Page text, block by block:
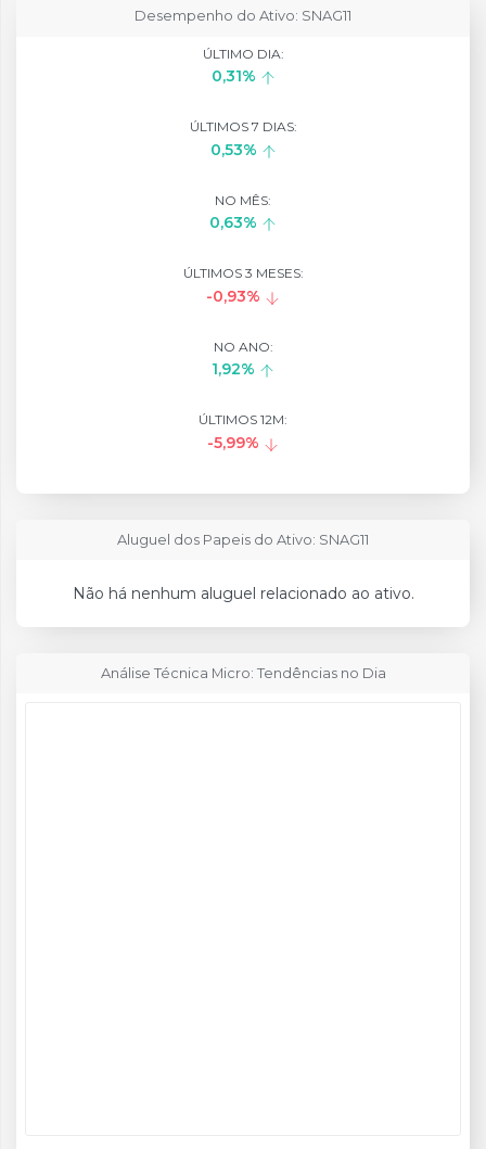
Desempenho do Ativo: SNAG11
ÚLTIMO DIA:
0,31%
ÚLTIMOS 7 DIAS:
0,53%
NO MÊS:
0,63%
ÚLTIMOS 3 MESES:
-0,93%
NO ANO:
1,92%
ÚLTIMOS 12M:
-5,99%
Aluguel dos Papeis do Ativo: SNAG11
Não há nenhum aluguel relacionado ao ativo.
Análise Técnica Micro: Tendências no Dia